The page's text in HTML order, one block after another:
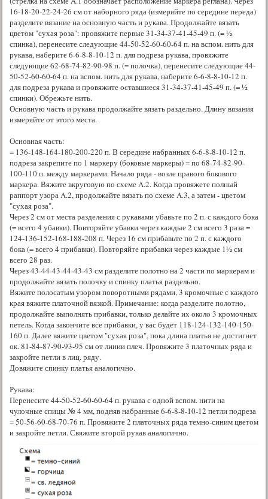
16-18-20-22-24-26 см от наборного ряда (измеряйте по середине переда)
разделите вязание на основную часть и рукава. Продолжайте вязать
цветом "сухая роза": провяжите первые 31-34-37-41-45-49 п. (= ½
спинка), перенесите следующие 44-50-52-60-60-64 п. на вспом. нить для
рукава, наберите 6-6-8-8-10-12 п. для подреза рукава, провяжите
следующие 62-68-74-82-90-98 п. (= полочка), перенесите следующие 44-
50-52-60-60-64 п. на вспом. нить для рукава, наберите 6-6-8-8-10-12 п.
для подреза рукава и провяжите оставшиеся 31-34-37-41-45-49 п. (= ½
спинки). Обрежьте нить.
Основную часть и рукава продолжайте вязать раздельно. Длину вязания
измеряйте от этого места.
Основная часть:
= 136-148-164-180-200-220 п. В середине набранных 6-6-8-8-10-12 п.
подреза закрепите по 1 маркеру (боковые маркеры) = по 68-74-82-90-
100-110 п. между маркерами. Начало ряда - возле правого бокового
маркера. Вяжите вкруговую по схеме A.2. Когда провяжете полный
раппорт узора A.2, продолжайте вязать по схеме A.3, а затем - цветом
"сухая роза".
Через 2 см от места разделения с рукавами убавьте по 2 п. с каждого бока
(= всего 4 убавки). Повторяйте убавки через каждые 2 см всего 3 раза =
124-136-152-168-188-208 п. Через 16 см прибавьте по 2 п. с каждого
бока (= всего 4 прибавки). Повторяйте прибавки через каждые 1½ см
всего 28 раз.
Через 43-44-43-44-43-43 см разделите полотно на 2 части по маркерам и
продолжайте вязать полочку и спинку платья раздельно.
Вяжите полосатым узором поворотными рядами, 3 кромочные с каждого
края вяжите платочной вязкой. Примечание: когда разделите полотно,
продолжайте выполнять прибавки, только делайте их около 3 кромочных
петель. Когда закончите все прибавки, у вас будет 118-124-132-140-150-
160 п. Далее вяжите цветом "сухая роза", пока длина платья не достигнет
ок. 81-84-87-90-93-95 см от линии плеч. Провяжите 3 платочных ряда и
закройте петли в лиц. ряду.
Довяжите спинку платья аналогично.
Рукава:
Перенесите 44-50-52-60-60-64 п. рукава с одной вспом. нити на
чулочные спицы № 4 мм, подняв набранные 6-6-8-8-10-12 петли подреза
= 50-56-60-68-70-76 п. Провяжите 2 платочных ряда темно-синим цветом
и закройте петли. Свяжите второй рукав аналогично.